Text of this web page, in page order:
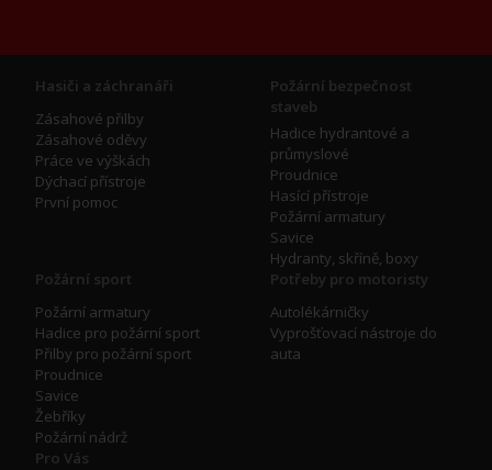
Hasiči a záchranáři
Zásahové přilby
Zásahové oděvy
Práce ve výškách
Dýchací přístroje
První pomoc
Požární bezpečnost
staveb
Hadice hydrantové a
průmyslové
Proudnice
Hasící přístroje
Požární armatury
Savice
Hydranty, skříně, boxy
Požární sport
Požární armatury
Hadice pro požární sport
Přilby pro požární sport
Proudnice
Savice
Žebříky
Požární nádrž
Potřeby pro motoristy
Autolékárničky
Vyprošťovací nástroje do
auta
Pro Vás